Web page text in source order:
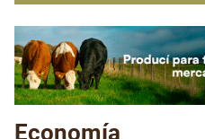
Economía